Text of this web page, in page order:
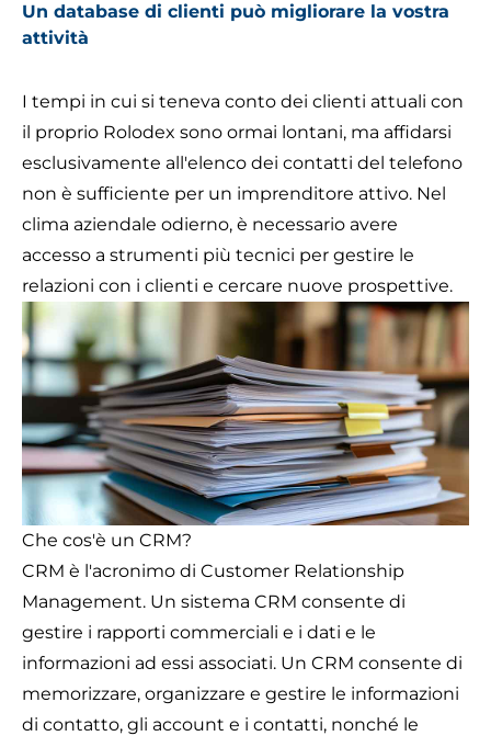
Un database di clienti può migliorare la vostra
attività
I tempi in cui si teneva conto dei clienti attuali con
il proprio Rolodex sono ormai lontani, ma affidarsi
esclusivamente all'elenco dei contatti del telefono
non è sufficiente per un imprenditore attivo. Nel
clima aziendale odierno, è necessario avere
accesso a strumenti più tecnici per gestire le
relazioni con i clienti e cercare nuove prospettive.
Che cos'è un CRM?
CRM è l'acronimo di Customer Relationship
Management. Un sistema CRM consente di
gestire i rapporti commerciali e i dati e le
informazioni ad essi associati. Un CRM consente di
memorizzare, organizzare e gestire le informazioni
di contatto, gli account e i contatti, nonché le